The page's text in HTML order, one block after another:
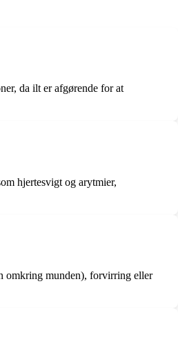
da ilt er afgørende for at
hjertesvigt og arytmier,
omkring munden), forvirring eller